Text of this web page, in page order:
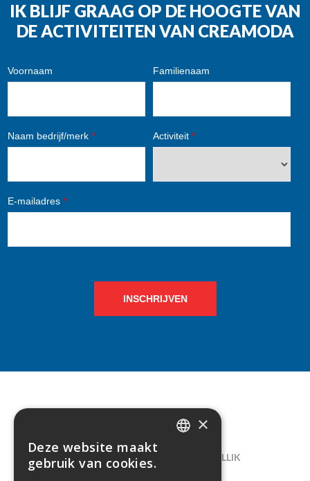
IK BLIJF GRAAG OP DE HOOGTE VAN
DE ACTIVITEITEN VAN CREAMODA
Voornaam Familienaam
Naam bedrijf/merk * Activiteit *
E-mailadres *
INSCHRIJVEN
CONTACT
LELIEGAARDE 22, B-1731 ZELLIK
×
Deze website maakt
gebruik van cookies.